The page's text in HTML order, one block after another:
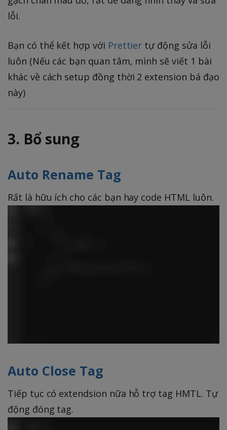
lỗi.
Bạn có thể kết hợp với Prettier tự động sửa lỗi
luôn (Nếu các bạn quan tâm, mình sẽ viết 1 bài
khác về cách setup đồng thời 2 extension bá đạo
này)
3. Bổ sung
Auto Rename Tag
Rất là hữu ích cho các bạn hay code HTML luôn.
Auto Close Tag
Tiếp tục có extendsion nữa hỗ trợ tag HMTL. Tự
động đóng tag.